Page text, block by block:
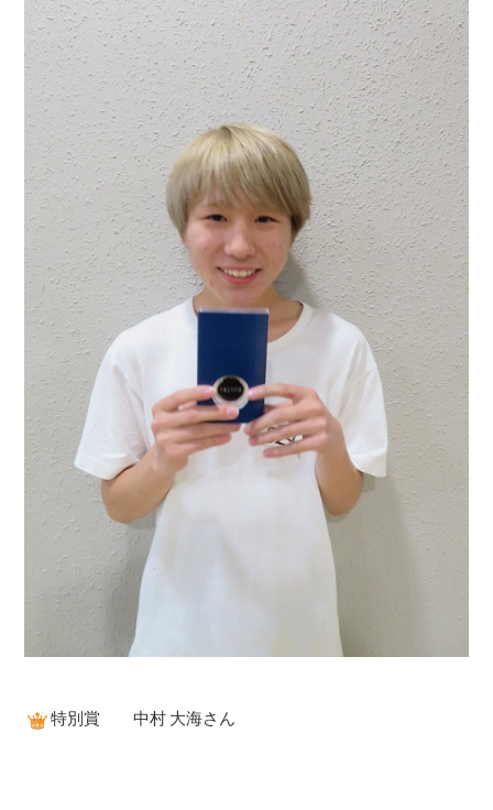
特別賞 中村 大海さん